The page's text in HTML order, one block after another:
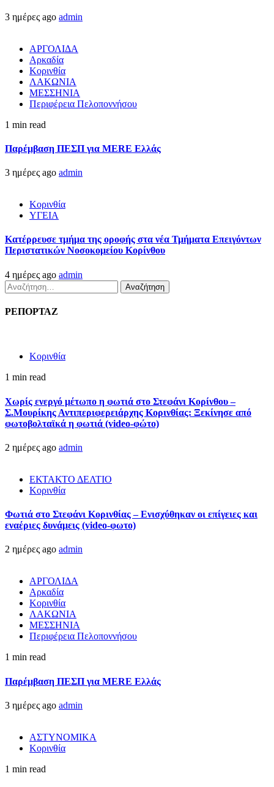
3 ημέρες ago admin
ΑΡΓΟΛΙΔΑ
Αρκαδία
Κορινθία
ΛΑΚΩΝΙΑ
ΜΕΣΣΗΝΙΑ
Περιφέρεια Πελοποννήσου
1 min read
Παρέμβαση ΠΕΣΠ για MERE Ελλάς
3 ημέρες ago admin
Κορινθία
ΥΓΕΙΑ
Kατέρρευσε τμήμα της οροφής στα νέα Τμήματα Επειγόντων
Περιστατικών Νοσοκομείου Κορίνθου
4 ημέρες ago admin
Αναζήτηση
για:
ΡΕΠΟΡΤΑΖ
Κορινθία
1 min read
Χωρίς ενεργό μέτωπο η φωτιά στο Στεφάνι Κορίνθου –
Σ.Μουρίκης Αντιπεριφερειάρχης Κορινθίας: Ξεκίνησε από
φωτοβολταϊκά η φωτιά (video-φώτο)
2 ημέρες ago admin
ΕΚΤΑΚΤΟ ΔΕΛΤΙΟ
Κορινθία
Φωτιά στο Στεφάνι Κορινθίας – Ενισχύθηκαν οι επίγειες και
εναέριες δυνάμεις (video-φωτο)
2 ημέρες ago admin
ΑΡΓΟΛΙΔΑ
Αρκαδία
Κορινθία
ΛΑΚΩΝΙΑ
ΜΕΣΣΗΝΙΑ
Περιφέρεια Πελοποννήσου
1 min read
Παρέμβαση ΠΕΣΠ για MERE Ελλάς
3 ημέρες ago admin
ΑΣΤΥΝΟΜΙΚΑ
Κορινθία
1 min read